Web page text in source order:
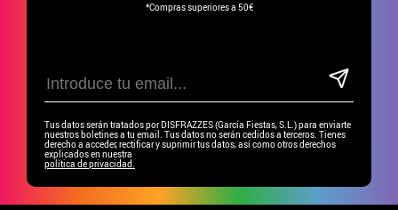
*Compras superiores a 50€
Tus datos serán tratados por DISFRAZZES (García Fiestas, S.L.) para enviarte
nuestros boletines a tu email. Tus datos no serán cedidos a terceros. Tienes
derecho a acceder, rectificar y suprimir tus datos, así como otros derechos
explicados en nuestra
política de privacidad.